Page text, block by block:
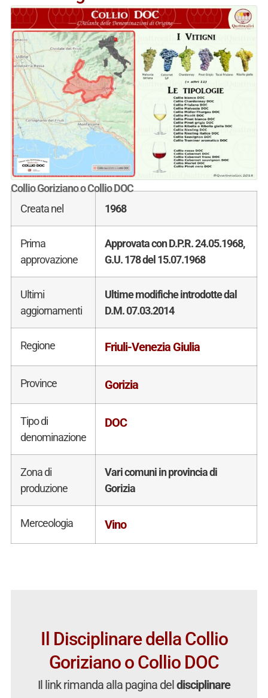
Collio Goriziano o Collio DOC
Creata nel
1968
Prima
approvazione
Approvata con D.P.R. 24.05.1968,
G.U. 178 del 15.07.1968
Ultimi
aggiornamenti
Ultime modifiche introdotte dal
D.M. 07.03.2014
Regione Friuli-Venezia Giulia
Province Gorizia
Tipo di
denominazione
DOC
Zona di
produzione
Vari comuni in provincia di
Gorizia
Merceologia Vino
Il Disciplinare della Collio
Goriziano o Collio DOC
Il link rimanda alla pagina deldisciplinare